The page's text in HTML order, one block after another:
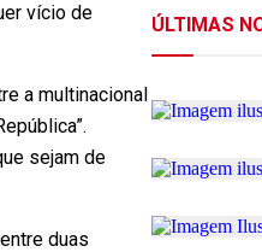
vício de
a multinacional
sejam de
duas